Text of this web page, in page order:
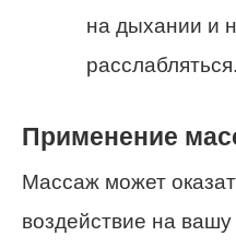
на дыхании и
расслабляться.
Применение
Массаж может
воздействие на